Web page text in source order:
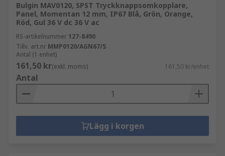
Bulgin MAV0120, SPST Tryckknappsomkopplare,
Panel, Momentan 12 mm, IP67 Blå, Grön, Orange,
Röd, Gul 36 V dc 36 V ac
RS-artikelnummer 127-8490
Tillv. art.nr MMP0120/AGN67/S
Antal (1 enhet)
161,50 kr(exkl. moms) 161,50 kr/enhet
Antal
Lägg i korgen